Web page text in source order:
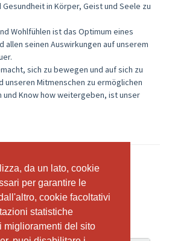
da un lato, cookie
per garantire le
cookie facoltativi
statistiche
miglioramenti del sito
da un lato, cookie
per garantire le
cookie facoltativi
statistiche
miglioramenti del sito
in Körper, Geist und Seele zu
Wohlfühlen ist das Optimum eines
allen seinen Auswirkungen auf unserem
sich zu bewegen und auf sich zu
unseren Mitmenschen zu ermöglichen
und Know how weitergeben, ist unser
& prezzi